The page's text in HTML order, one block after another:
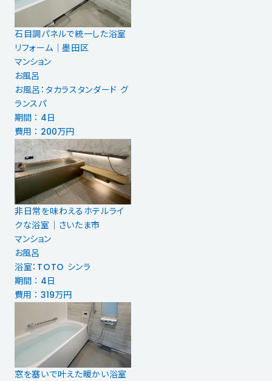
石目調パネルで統一した浴室
リフォーム｜墨田区
マンション
お風呂
お風呂：タカラスタンダード グ
ランスパ
期間 ： 4日
費用 ： 200万円
非日常を味わえるホテルライ
クな浴室｜さいたま市
マンション
お風呂
浴室：TOTO シンラ
期間 ： 4日
費用 ： 319万円
窓を塞いで叶えた暖かい浴室